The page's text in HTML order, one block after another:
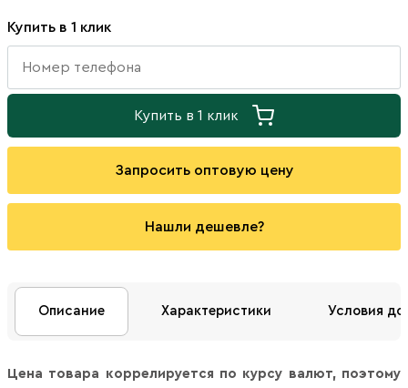
Купить в 1 клик
Купить в 1 клик
Запросить оптовую цену
Нашли дешевле?
Описание Характеристики Условия
Цена товара коррелируется по курсу валют, поэтому